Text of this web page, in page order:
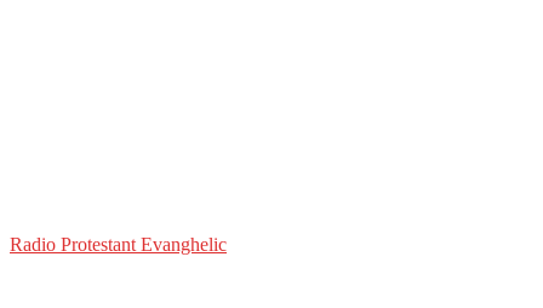
Radio Protestant Evanghelic